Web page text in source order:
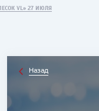
VL» 27 ИЮЛЯ
Назад